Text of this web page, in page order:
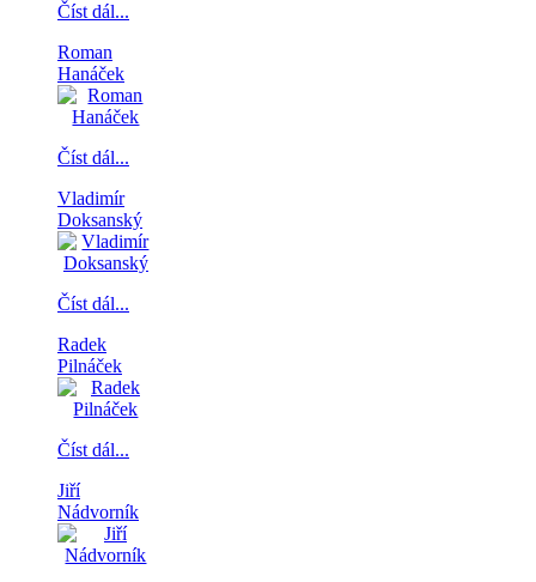
Číst dál...
Roman
Hanáček
Číst dál...
Vladimír
Doksanský
Číst dál...
Radek
Pilnáček
Číst dál...
Jiří
Nádvorník